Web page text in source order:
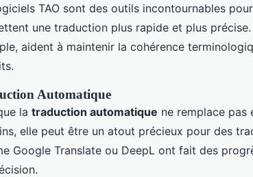
TAO sont des outils incontournables
une traduction plus rapide et plus
aident à maintenir la cohérence
Automatique
la traduction automatique ne remplace pas
elle peut être un atout précieux pour des
Google Translate ou DeepL ont fait des